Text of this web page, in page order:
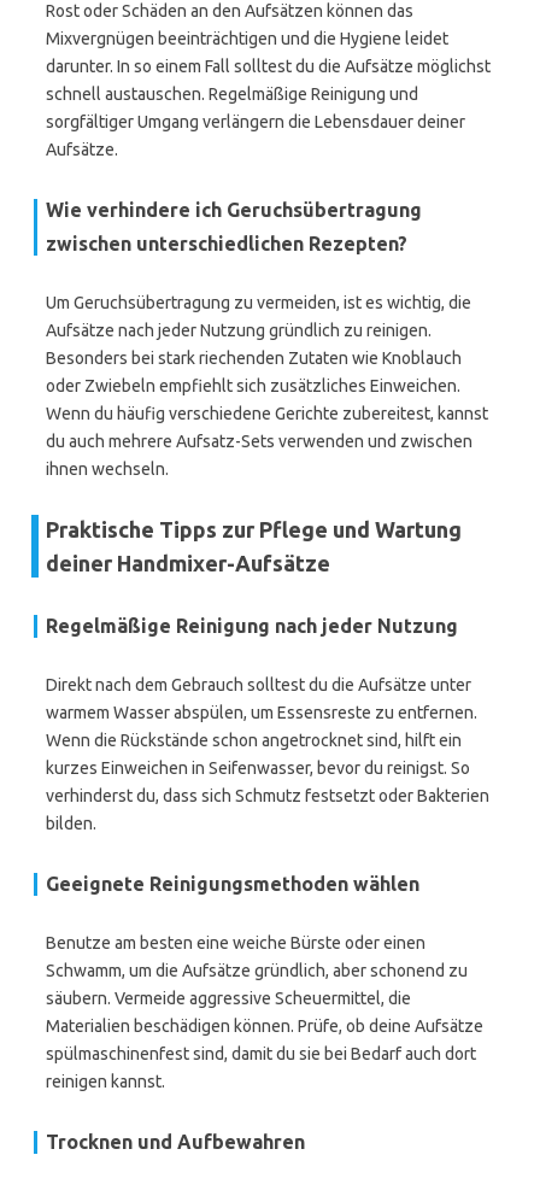
Rost oder Schäden an den Aufsätzen können das
Mixvergnügen beeinträchtigen und die Hygiene leidet
darunter. In so einem Fall solltest du die Aufsätze möglichst
schnell austauschen. Regelmäßige Reinigung und
sorgfältiger Umgang verlängern die Lebensdauer deiner
Aufsätze.
Wie verhindere ich Geruchsübertragung
zwischen unterschiedlichen Rezepten?
Um Geruchsübertragung zu vermeiden, ist es wichtig, die
Aufsätze nach jeder Nutzung gründlich zu reinigen.
Besonders bei stark riechenden Zutaten wie Knoblauch
oder Zwiebeln empfiehlt sich zusätzliches Einweichen.
Wenn du häufig verschiedene Gerichte zubereitest, kannst
du auch mehrere Aufsatz-Sets verwenden und zwischen
ihnen wechseln.
Praktische Tipps zur Pflege und Wartung
deiner Handmixer-Aufsätze
Regelmäßige Reinigung nach jeder Nutzung
Direkt nach dem Gebrauch solltest du die Aufsätze unter
warmem Wasser abspülen, um Essensreste zu entfernen.
Wenn die Rückstände schon angetrocknet sind, hilft ein
kurzes Einweichen in Seifenwasser, bevor du reinigst. So
verhinderst du, dass sich Schmutz festsetzt oder Bakterien
bilden.
Geeignete Reinigungsmethoden wählen
Benutze am besten eine weiche Bürste oder einen
Schwamm, um die Aufsätze gründlich, aber schonend zu
säubern. Vermeide aggressive Scheuermittel, die
Materialien beschädigen können. Prüfe, ob deine Aufsätze
spülmaschinenfest sind, damit du sie bei Bedarf auch dort
reinigen kannst.
Trocknen und Aufbewahren